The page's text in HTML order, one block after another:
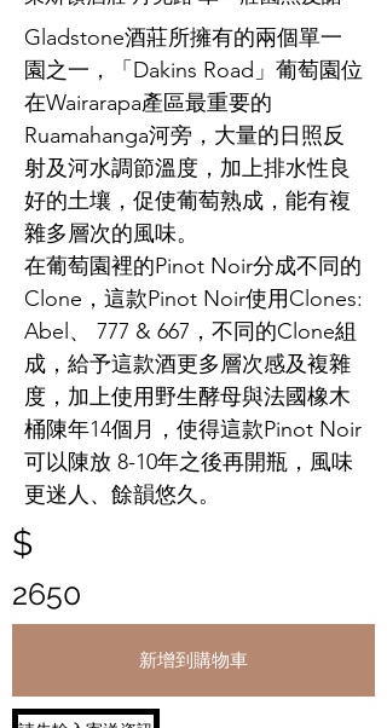
Gladstone酒莊所擁有的兩個單一
園之一，「Dakins Road」葡萄園位
在Wairarapa產區最重要的
Ruamahanga河旁，大量的日照反
射及河水調節溫度，加上排水性良
好的土壤，促使葡萄熟成，能有複
雜多層次的風味。
在葡萄園裡的Pinot Noir分成不同的
Clone，這款Pinot Noir使用Clones:
Abel、 777 & 667，不同的Clone組
成，給予這款酒更多層次感及複雜
度，加上使用野生酵母與法國橡木
桶陳年14個月，使得這款Pinot Noir
可以陳放 8-10年之後再開瓶，風味
更迷人、餘韻悠久。
$
2650
新增到購物車